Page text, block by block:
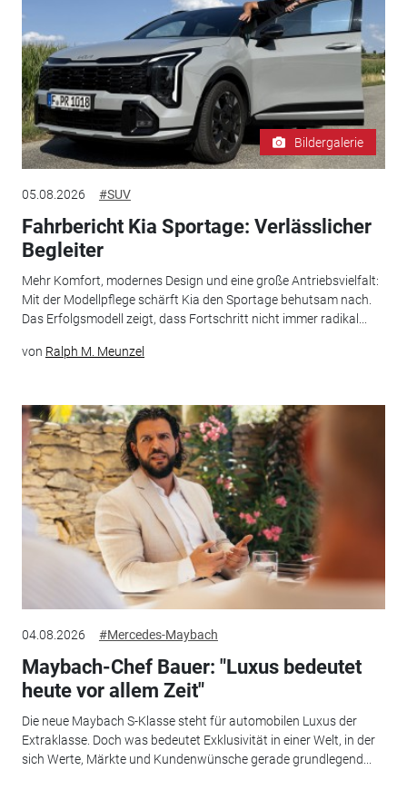
Bildergalerie
05.08.2026 #SUV
Fahrbericht Kia Sportage: Verlässlicher
Begleiter
Mehr Komfort, modernes Design und eine große Antriebsvielfalt:
Mit der Modellpflege schärft Kia den Sportage behutsam nach.
Das Erfolgsmodell zeigt, dass Fortschritt nicht immer radikal...
von Ralph M. Meunzel
04.08.2026 #Mercedes-Maybach
Maybach-Chef Bauer: "Luxus bedeutet
heute vor allem Zeit"
Die neue Maybach S-Klasse steht für automobilen Luxus der
Extraklasse. Doch was bedeutet Exklusivität in einer Welt, in der
sich Werte, Märkte und Kundenwünsche gerade grundlegend...